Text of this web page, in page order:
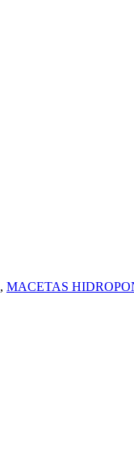
, MACETAS